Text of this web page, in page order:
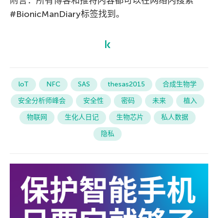
#BionicManDiary标签找到。
loT NFC SAS thesas2015
合成生物学
安全分析师峰会
安全性 密码 未来
植入
物联网
生化人日记 生物芯片
私人数据
隐私